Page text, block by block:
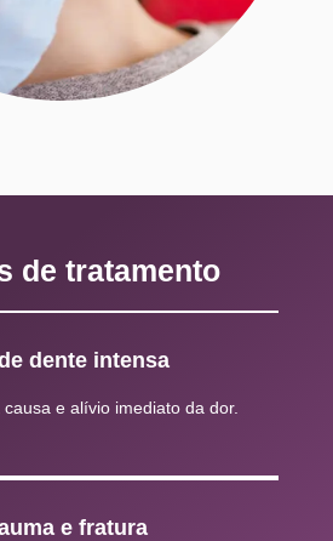
de tratamento
dente intensa
causa e alívio imediato da dor.
e fratura